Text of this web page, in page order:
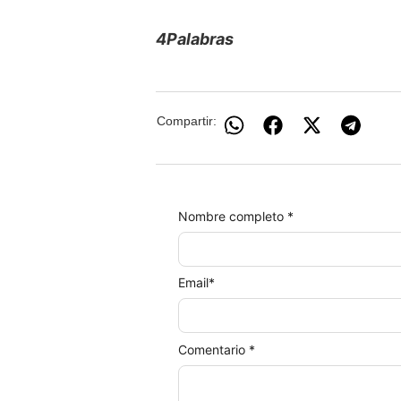
4Palabras
Compartir:
Comentario *
Nombre completo *
Email*